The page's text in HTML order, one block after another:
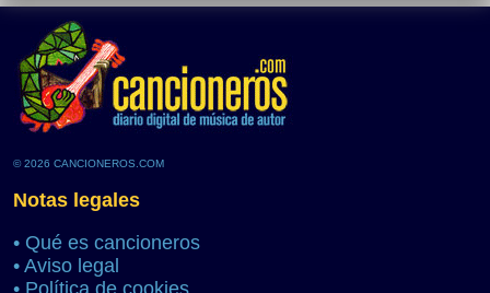
© 2026 CANCIONEROS.COM
Notas legales
• Qué es cancioneros
• Aviso legal
• Política de cookies